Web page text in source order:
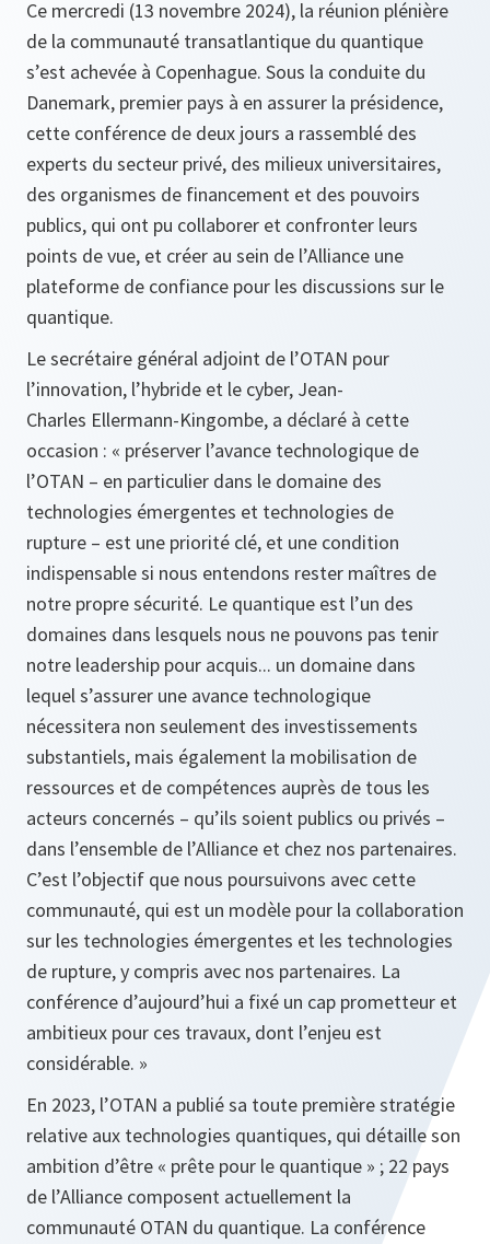
Ce mercredi (13 novembre 2024), la réunion plénière
de la communauté transatlantique du quantique
s’est achevée à Copenhague. Sous la conduite du
Danemark, premier pays à en assurer la présidence,
cette conférence de deux jours a rassemblé des
experts du secteur privé, des milieux universitaires,
des organismes de financement et des pouvoirs
publics, qui ont pu collaborer et confronter leurs
points de vue, et créer au sein de l’Alliance une
plateforme de confiance pour les discussions sur le
quantique.
Le secrétaire général adjoint de l’OTAN pour
l’innovation, l’hybride et le cyber, Jean-
Charles Ellermann-Kingombe, a déclaré à cette
occasion : « préserver l’avance technologique de
l’OTAN – en particulier dans le domaine des
technologies émergentes et technologies de
rupture – est une priorité clé, et une condition
indispensable si nous entendons rester maîtres de
notre propre sécurité. Le quantique est l’un des
domaines dans lesquels nous ne pouvons pas tenir
notre leadership pour acquis... un domaine dans
lequel s’assurer une avance technologique
nécessitera non seulement des investissements
substantiels, mais également la mobilisation de
ressources et de compétences auprès de tous les
acteurs concernés – qu’ils soient publics ou privés –
dans l’ensemble de l’Alliance et chez nos partenaires.
C’est l’objectif que nous poursuivons avec cette
communauté, qui est un modèle pour la collaboration
sur les technologies émergentes et les technologies
de rupture, y compris avec nos partenaires. La
conférence d’aujourd’hui a fixé un cap prometteur et
ambitieux pour ces travaux, dont l’enjeu est
considérable. »
En 2023, l’OTAN a publié sa toute première stratégie
relative aux technologies quantiques, qui détaille son
ambition d’être « prête pour le quantique » ; 22 pays
de l’Alliance composent actuellement la
communauté OTAN du quantique. La conférence